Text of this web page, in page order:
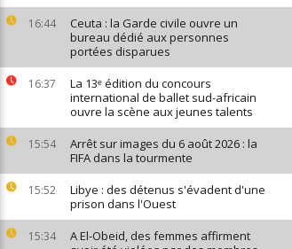
16:44
Ceuta : la Garde civile ouvre un
bureau dédié aux personnes
portées disparues
16:37
La 13ᵉ édition du concours
international de ballet sud-africain
ouvre la scène aux jeunes talents
15:54
Arrêt sur images du 6 août 2026 : la
FIFA dans la tourmente
15:52
Libye : des détenus s'évadent d'une
prison dans l'Ouest
15:34
A El-Obeid, des femmes affirment